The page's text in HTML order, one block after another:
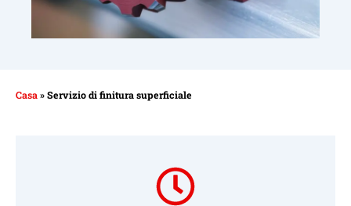
Casa »Servizio di finitura superficiale